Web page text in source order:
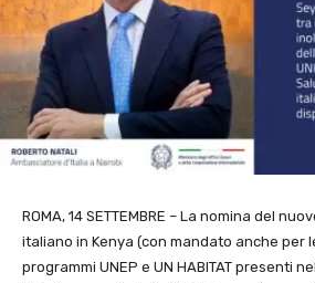
ROMA, 14 SETTEMBRE – La nomina del
italiano in Kenya (con mandato anche per
programmi UNEP e UN HABITAT presenti